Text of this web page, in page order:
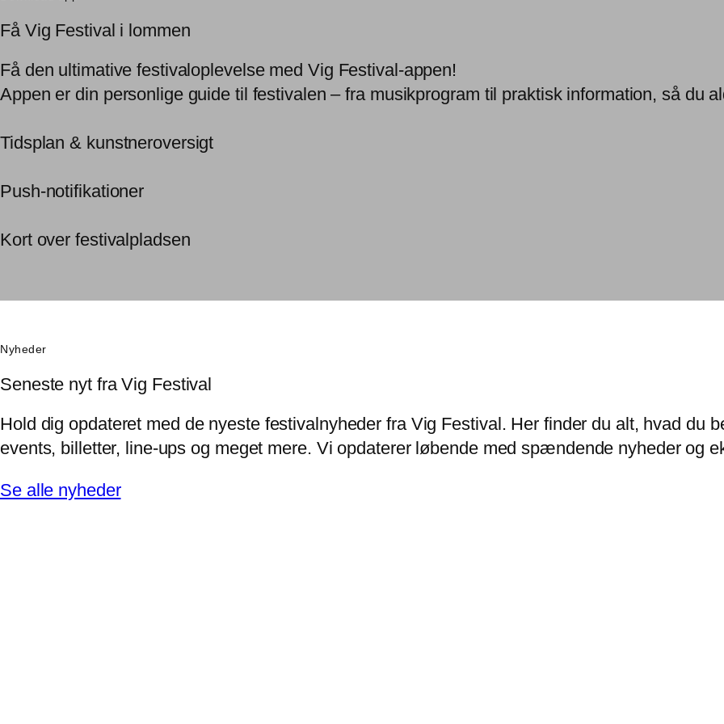
Få Vig Festival i lommen
Få den ultimative festivaloplevelse med Vig Festival-appen!
Appen er din personlige guide til festivalen – fra musikprogram til praktisk information, så du
Tidsplan & kunstneroversigt
Push-notifikationer
Kort over festivalpladsen
Nyheder
Seneste nyt fra Vig Festival
Hold dig opdateret med de nyeste festivalnyheder fra Vig Festival. Her finder du alt, hvad du
events, billetter, line-ups og meget mere. Vi opdaterer løbende med spændende nyheder og
Se alle nyheder